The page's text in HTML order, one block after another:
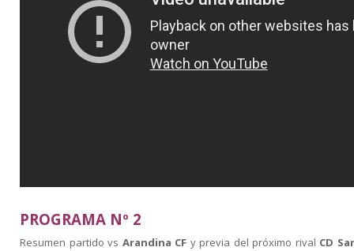
PROGRAMA Nº 2
Resumen partido vs Arandina CF y previa del próximo rival CD